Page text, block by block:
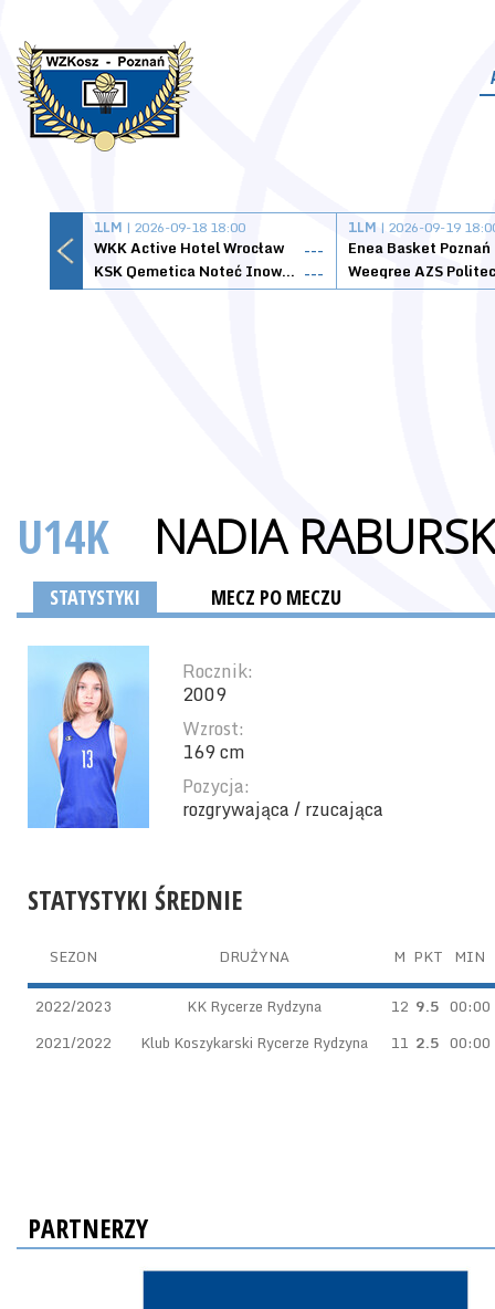
1LM | 2026-09-18 18:00
WKK Active Hotel Wrocław
---
KSK Qemetica Noteć Inowrocław ---
1LM | 2026-09-19
Enea Basket Poznań
U14K NADIA
STATYSTYKI MECZ PO MECZU
Rocznik:
2009
Wzrost:
169 cm
Pozycja:
rozgrywająca / rzucająca
STATYSTYKI ŚREDNIE
SEZON DRUŻYNA M PKT MIN
2022/2023 KK Rycerze Rydzyna 12 9.5 00:00
2021/2022
Klub Koszykarski Rycerze Rydzyna 11 2.5 00:00
PARTNERZY